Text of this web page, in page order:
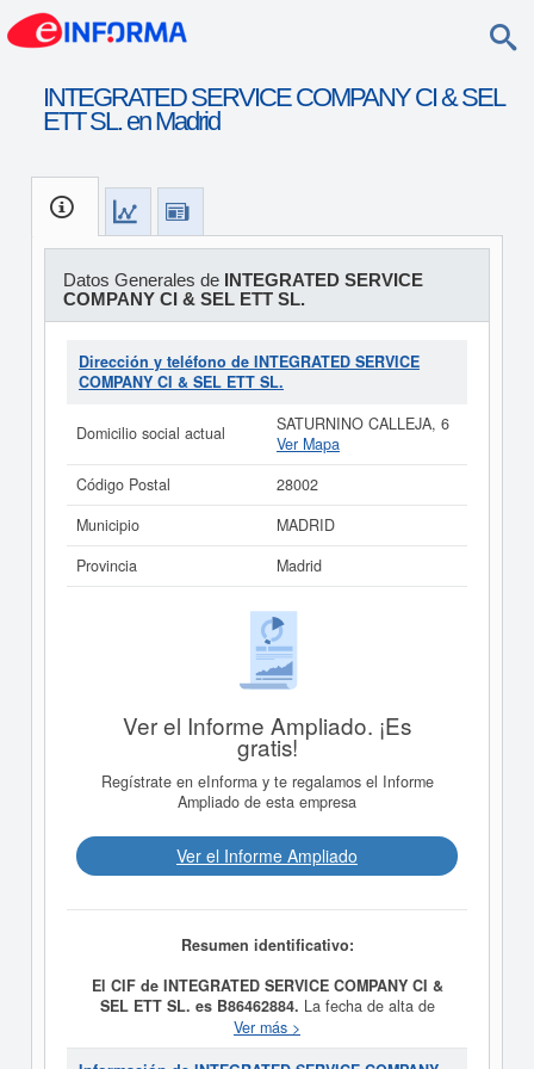
INTEGRATED SERVICE COMPANY CI & SEL
ETT SL. en Madrid
Datos Generales de INTEGRATED SERVICE
COMPANY CI & SEL ETT SL.
Dirección y teléfono de INTEGRATED SERVICE
COMPANY CI & SEL ETT SL.
Domicilio social actual
SATURNINO CALLEJA, 6
Ver Mapa
Código Postal
28002
Municipio
MADRID
Provincia
Madrid
Ver el Informe Ampliado. ¡Es
gratis!
Regístrate en eInforma y te regalamos el Informe
Ampliado de esta empresa
Ver el Informe Ampliado
Resumen identificativo:
El CIF de INTEGRATED SERVICE COMPANY CI &
SEL ETT SL. es B86462884. La fecha de alta de
INTEGRATED SERVICE COMPANY CI & SEL ETT SL.
fue el día 18/04/2012, constituyendo su meta como
Ver más >